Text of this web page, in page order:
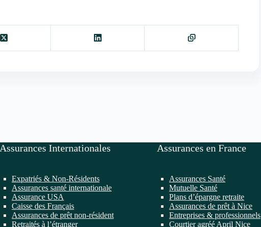
Assurances Internationales
Expatriés & Non-Résidents
Assurances santé internationale
Assurance USA
Caisse des Français
Assurances de prêt non-résident
Retraités à l’étranger
Assurances en France
Assurances Santé
Mutuelle Santé
Plans d’épargne retraite
Assurances de prêt à Nice
Entreprises & professionnels
Courtier agréé April Nice